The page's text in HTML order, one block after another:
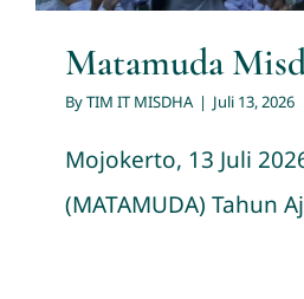
Matamuda
ByTIM IT MISDHA | Juli 13, 2026
Mojokerto, 13 Juli
(MATAMUDA) Tahun